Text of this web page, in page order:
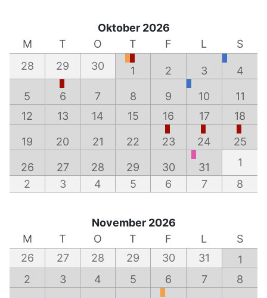
Oktober 2026
M
T O T F L
S
28
29 30 1 2 3 4
5 6 7 8 9 10
11
12
13 14 15 16 17 18
19 20 21 22 23 24 25
26 27 28 29 30 31
1
2
3 4 5 6 7 8
November 2026
M
T O T F L
S
26
27 28 29 30 31
1
2
3 4 5 6 7 8